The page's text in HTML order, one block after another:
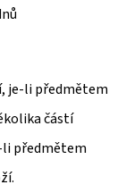
je-li předmětem
částí
li předmětem